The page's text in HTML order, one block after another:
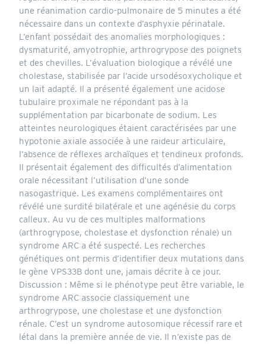
une réanimation cardio-pulmonaire de 5 minutes a été
nécessaire dans un contexte d’asphyxie périnatale.
L’enfant possédait des anomalies morphologiques :
dysmaturité, amyotrophie, arthrogrypose des poignets
et des chevilles. L’évaluation biologique a révélé une
cholestase, stabilisée par l’acide ursodésoxycholique et
un lait adapté. Il a présenté également une acidose
tubulaire proximale ne répondant pas à la
supplémentation par bicarbonate de sodium. Les
atteintes neurologiques étaient caractérisées par une
hypotonie axiale associée à une raideur articulaire,
l’absence de réflexes archaïques et tendineux profonds.
Il présentait également des difficultés d’alimentation
orale nécessitant l’utilisation d’une sonde
nasogastrique. Les examens complémentaires ont
révélé une surdité bilatérale et une agénésie du corps
calleux. Au vu de ces multiples malformations
(arthrogrypose, cholestase et dysfonction rénale) un
syndrome ARC a été suspecté. Les recherches
génétiques ont permis d’identifier deux mutations dans
le gène VPS33B dont une, jamais décrite à ce jour.
Discussion : Même si le phénotype peut être variable, le
syndrome ARC associe classiquement une
arthrogrypose, une cholestase et une dysfonction
rénale. C’est un syndrome autosomique récessif rare et
létal dans la première année de vie. Il n’existe pas de